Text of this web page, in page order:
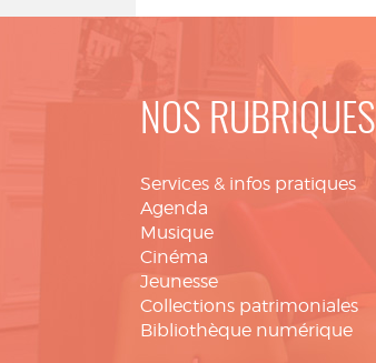
NOS RUBRIQUES
Services & infos pratiques
Agenda
Musique
Cinéma
Jeunesse
Collections patrimoniales
Bibliothèque numérique